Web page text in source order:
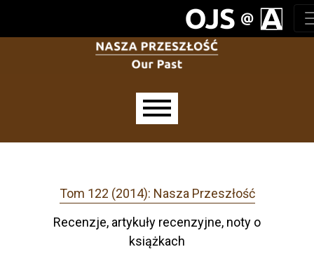
Tom 122 (2014): Nasza Przeszłość
Recenzje, artykuły recenzyjne, noty o
książkach